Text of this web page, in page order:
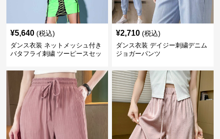
¥5,640 (税込)
ダンス衣装 ネットメッシュ付き
バタフライ刺繍 ツーピースセッ
¥2,710 (税込)
ダンス衣装 デイジー刺繍デニム
ジョガーパンツ